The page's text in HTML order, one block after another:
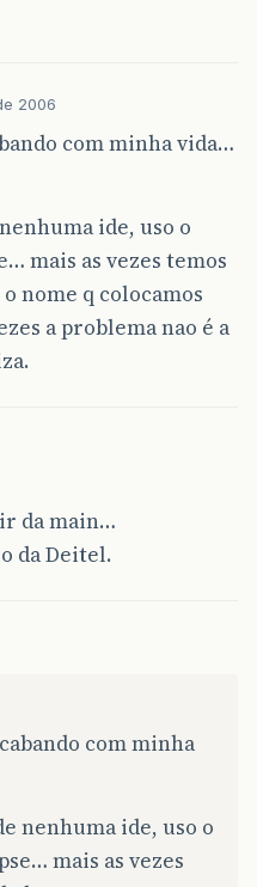
2006
com minha vida…
ide, uso o
mais as vezes temos
nome q colocamos
a problema nao é a
da main…
da Deitel.
com minha
nenhuma ide, uso o
mais as vezes